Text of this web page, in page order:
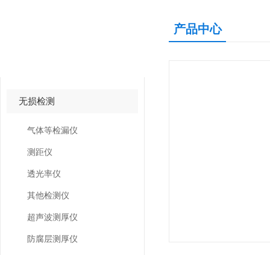
无损检测
气体等检漏仪
测距仪
透光率仪
其他检测仪
超声波测厚仪
防腐层测厚仪
产品中心